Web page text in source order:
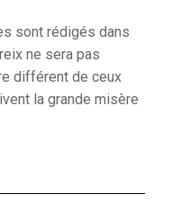
sont rédigés dans
ne sera pas
différent de ceux
la grande misère